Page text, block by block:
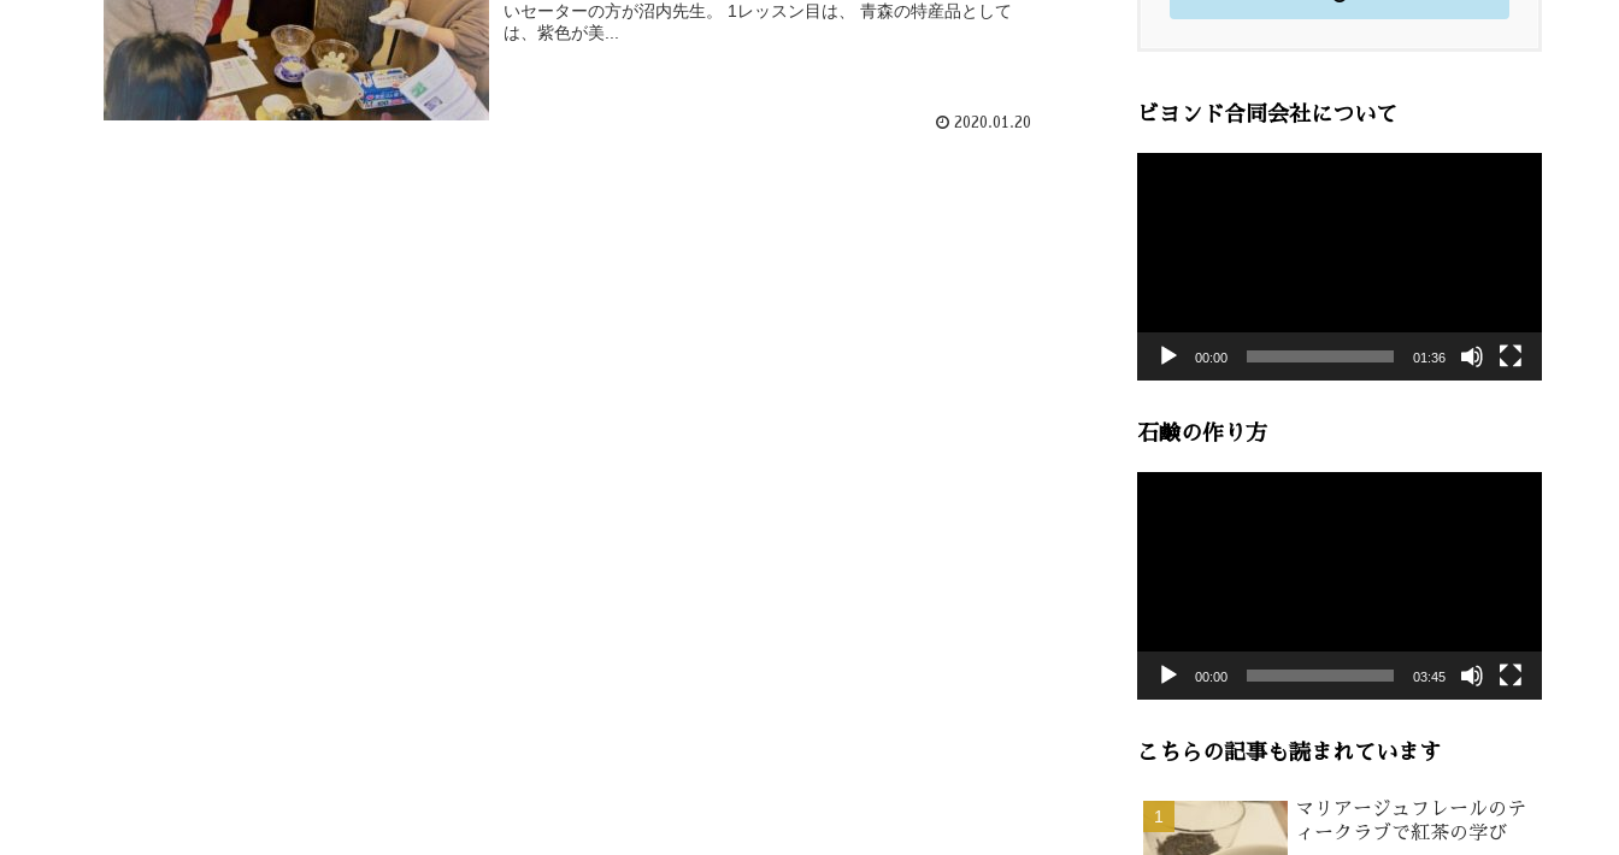
いセーターの方が沼内先生。 1レッスン目は、 青森の特産品として
は、紫色が美...
2020.01.20 ビヨンド合同会社について
00:00 01:36
石鹸の作り方
00:00 03:45
こちらの記事も読まれています
マリアージュフレールのテ
ィークラブで紅茶の学び